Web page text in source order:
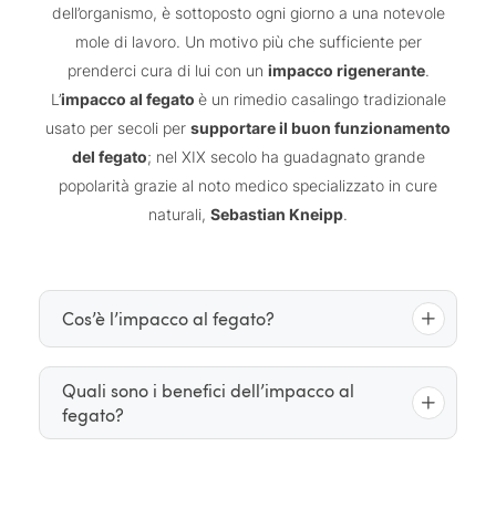
dell’organismo, è sottoposto ogni giorno a una notevole
mole di lavoro. Un motivo più che sufficiente per
prenderci cura di lui con un impacco rigenerante.
L’impacco al fegato è un rimedio casalingo tradizionale
usato per secoli per supportare il buon funzionamento
del fegato; nel XIX secolo ha guadagnato grande
popolarità grazie al noto medico specializzato in cure
naturali, Sebastian Kneipp.
Cos’è l’impacco al fegato?
Di solito l’impacco al fegato è composto da tre
strati: un
Quali sono i benefici dell’impacco al
fegato?